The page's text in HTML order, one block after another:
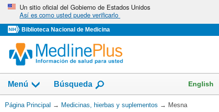
Omita
vaya
al
Contenido
Un sitio oficial del Gobierno de Estados Unidos
Así es como usted puede verificarlo
Biblioteca Nacional de Medicina
Menú
Mostrar
campo
de
Búsqueda English
Usted
Página Principal → Medicinas, hierbas y suplementos → Mesna